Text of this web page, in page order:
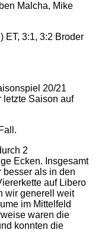
Malcha, Mike
ET, 3:1, 3:2 Broder
20/21
letzte Saison auf
2
Ecken. Insgesamt
besser als in den
auf Libero
wir generell weit
im Mittelfeld
waren die
konnten die